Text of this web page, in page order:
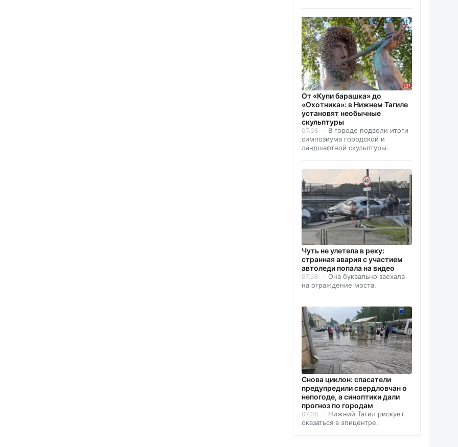
От «Купи барашка» до
«Охотника»: в Нижнем Тагиле
установят необычные
скульптуры
07.08
В городе подвели итоги
симпозиума городской и
ландшафтной скульптуры.
Чуть не улетела в реку:
странная авария с участием
автоледи попала на видео
07.08
Она буквально заехала
на ограждение моста.
Снова циклон: спасатели
предупредили свердловчан о
непогоде, а синоптики дали
прогноз по городам
07.08
Нижний Тагил рискует
оказаться в эпицентре.